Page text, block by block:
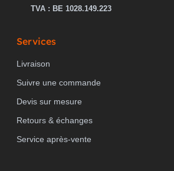
TVA : BE 1028.149.223
Services
Livraison
Suivre une commande
Devis sur mesure
Retours & échanges
Service après-vente